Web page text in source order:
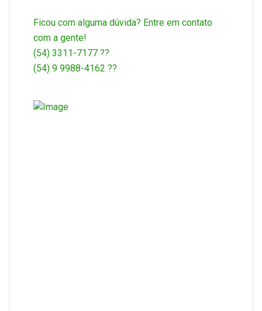
Ficou com alguma dúvida? Entre em contato
com a gente!
(54) 3311-7177 ??
(54) 9 9988-4162 ??